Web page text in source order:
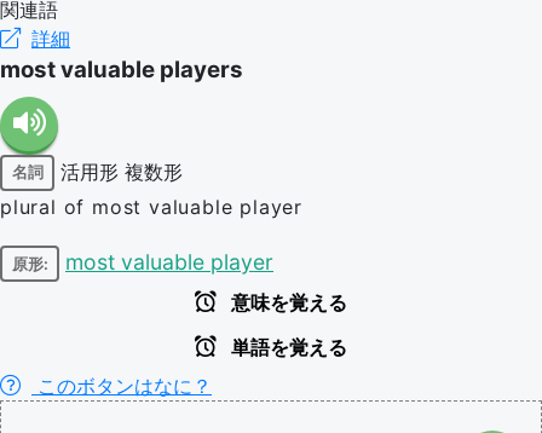
関連語
詳細
most valuable players
名詞 活用形 複数形
plural of most valuable player
原形: most valuable player
意味を覚える
単語を覚える
このボタンはなに？